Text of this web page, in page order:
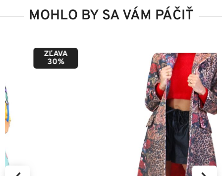
MOHLO BY SA VÁM PÁČIŤ
ZĽAVA
50%